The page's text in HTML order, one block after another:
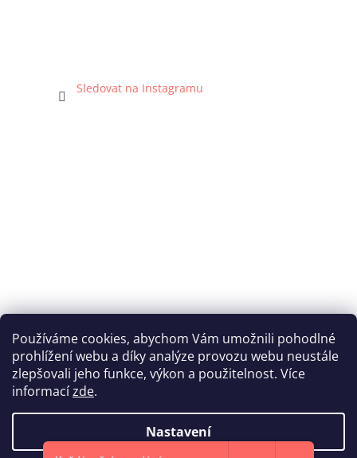
Používáme cookies, abychom Vám umožnili pohodlné
prohlížení webu a díky analýze provozu webu neustále
zlepšovali jeho funkce, výkon a použitelnost. Více
informacízde.
Nastavení
Sledovat na Instagramu
Katka Hromasová Foto
Vytvořil Shoptet